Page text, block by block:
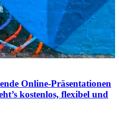
Online-Präsentationen
kostenlos, flexibel und